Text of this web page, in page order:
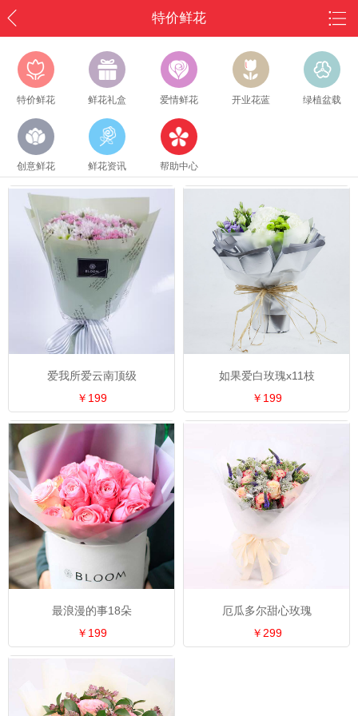
特价鲜花
特价鲜花 鲜花礼盒 爱情鲜花 开业花蓝 绿植盆载
创意鲜花 鲜花资讯 帮助中心
爱我所爱云南顶级
￥199
如果爱白玫瑰x11枝
￥199
最浪漫的事18朵
￥199
厄瓜多尔甜心玫瑰
￥299